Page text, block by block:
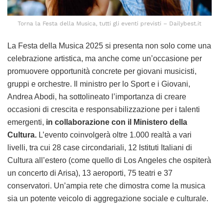
Torna la Festa della Musica, tutti gli eventi previsti – Dailybest.it
La Festa della Musica 2025 si presenta non solo come una
celebrazione artistica, ma anche come un’occasione per
promuovere opportunità concrete per giovani musicisti,
gruppi e orchestre. Il ministro per lo Sport e i Giovani,
Andrea Abodi, ha sottolineato l’importanza di creare
occasioni di crescita e responsabilizzazione per i talenti
emergenti, in collaborazione con il Ministero della
Cultura. L’evento coinvolgerà oltre 1.000 realtà a vari
livelli, tra cui 28 case circondariali, 12 Istituti Italiani di
Cultura all’estero (come quello di Los Angeles che ospiterà
un concerto di Arisa), 13 aeroporti, 75 teatri e 37
conservatori. Un’ampia rete che dimostra come la musica
sia un potente veicolo di aggregazione sociale e culturale.